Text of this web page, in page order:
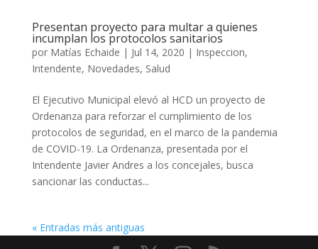
Presentan proyecto para multar a quienes
incumplan los protocolos sanitarios
por Matías Echaide | Jul 14, 2020 | Inspeccion,
Intendente, Novedades, Salud
El Ejecutivo Municipal elevó al HCD un proyecto de
Ordenanza para reforzar el cumplimiento de los
protocolos de seguridad, en el marco de la pandemia
de COVID-19. La Ordenanza, presentada por el
Intendente Javier Andres a los concejales, busca
sancionar las conductas...
« Entradas más antiguas